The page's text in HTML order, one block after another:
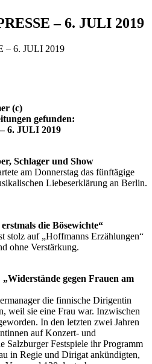
– 6. JULI 2019
(c)
gefunden:
6. JULI 2019
Schlager und Show
am Donnerstag das fünftägige
Liebeserklärung an Berlin.
die Bösewichte“
stolz auf „Hoffmanns Erzählungen“
ohne Verstärkung.
gegen Frauen am
die finnische Dirigentin
weil sie eine Frau war. Inzwischen
In den letzten zwei Jahren
auf Konzert- und
Salzburger Festspiele ihr Programm
in Regie und Dirigat ankündigten,